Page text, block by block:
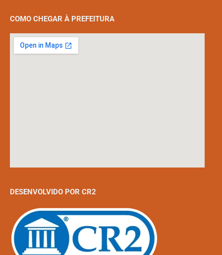
COMO CHEGAR À PREFEITURA
DESENVOLVIDO POR CR2